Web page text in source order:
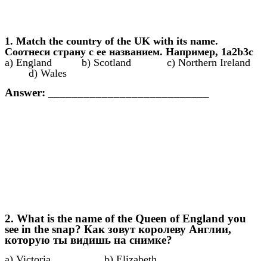
1. Match the country of the UK with its name.
Соотнеси страну с ее названием. Например, 1a2b3c
a) England b) Scotland c) Northern Ireland
d) Wales
Answer: ___________________________
2. What is the name of the Queen of England you
see in the snap? Как зовут королеву Англии,
которую ты видишь на снимке?